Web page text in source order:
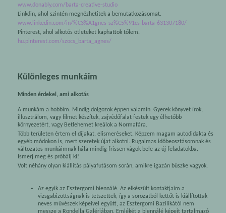
www.donably.com/barta-creative-studio
Linkdin, ahol szintén megnézhetitek a bemutatkozásomat.
www.linkedin.com/in/%C3%A1gnes-sz%C5%91cs-barta-631307180/
Pinterest, ahol alkotós ötleteket kaphattok tőlem.
hu.pinterest.com/szocs_barta_agnes/
Különleges munkáim
Minden érdekel, ami alkotás
A munkám a hobbim. Mindig dolgozok éppen valamin. Gyerek könyvet írok,
illusztrálom, vagy filmet készítek, zajvédőfalat festek egy élhetőbb
környezetért, vagy Betlehemet kreálok a Normafára.
Több területen értem el díjakat, elismeréseket. Képzem magam autodidakta és
egyéb módokon is, mert szeretek újat alkotni. Rugalmas időbeosztásomnak és
változatos munkáimnak hála mindig frissen vágok bele az új feladatokba.
Ismerj meg és próbálj ki!
Volt néhány olyan kiállítás pályafutásom során, amikre igazán büszke vagyok.
Az egyik az Esztergomi biennálé. Az elkészült kontaktjaim a
vizsgabizottságnak is tetszettek, így a sorozatból kettőt is kiállítottak
neves művészek képeivel együtt, az Esztergomi Bazilikától nem
messze a Rondella Galériában. Emlékét a biennálé képeit tartalmazó